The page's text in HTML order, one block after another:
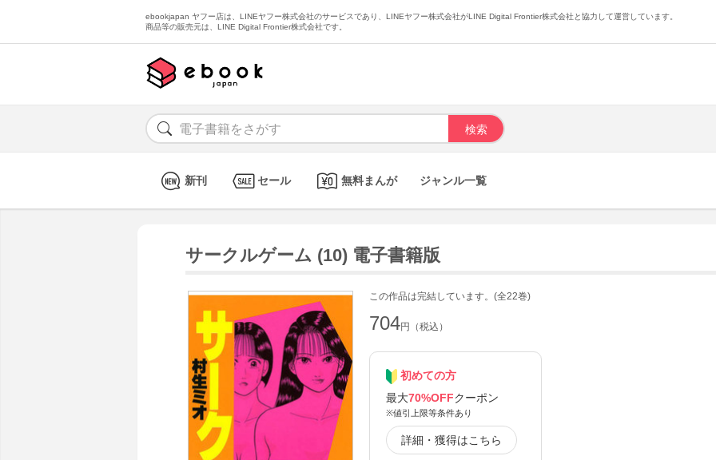
ebookjapan ヤフー店は、LINEヤフー株式会社のサービスであり、LINEヤフー株式会社がLINE Digital Frontier株式会社と協力して運営しています。
商品等の販売元は、LINE Digital Frontier株式会社です。
新刊 セール 無料まんが ジャンル一覧
サークルゲーム (10) 電子書籍版
この作品は完結しています。(全22巻)
704円（税込）
初めての方
最大70%OFFクーポン
※値引上限等条件あり
詳細・獲得はこちら